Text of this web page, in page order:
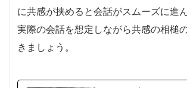
に共感が挟めると会話がスムーズに進
実際の会話を想定しながら共感の相槌
きましょう。